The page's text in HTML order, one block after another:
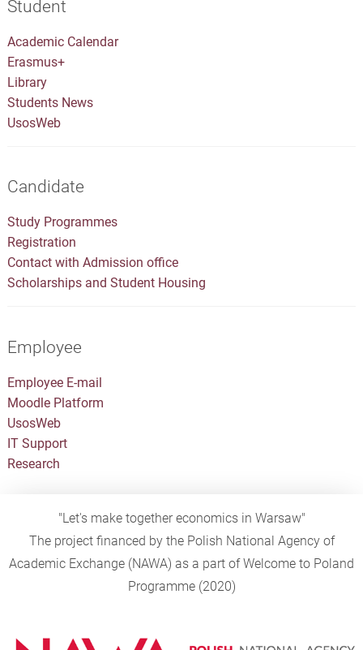
Student
Academic Calendar
Erasmus+
Library
Students News
UsosWeb
Candidate
Study Programmes
Registration
Contact with Admission office
Scholarships and Student Housing
Employee
Employee E-mail
Moodle Platform
UsosWeb
IT Support
Research
"Let's make together economics in Warsaw"
The project financed by the Polish National Agency of
Academic Exchange (NAWA) as a part of Welcome to Poland
Programme (2020)